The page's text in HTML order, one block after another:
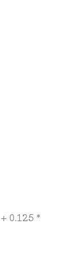
0.125 *